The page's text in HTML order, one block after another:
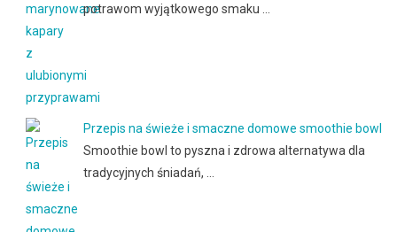
potrawom wyjątkowego smaku …
Przepis na świeże i smaczne domowe smoothie bowl
Smoothie bowl to pyszna i zdrowa alternatywa dla
tradycyjnych śniadań, …